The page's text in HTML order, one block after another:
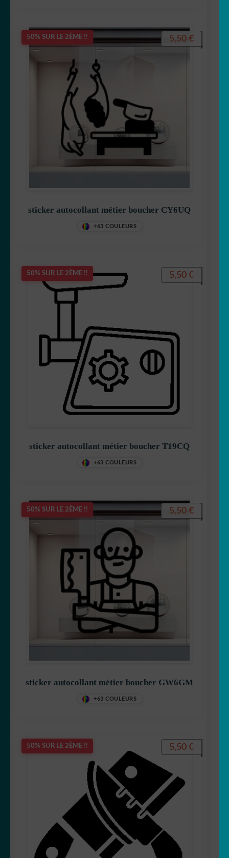
50% SUR LE 2ÈME !!
sticker autocollant métier boucher CY6UQ
+63 COULEURS
5,50 €
50% SUR LE 2ÈME !!
sticker autocollant métier boucher T19CQ
+63 COULEURS
5,50 €
50% SUR LE 2ÈME !!
sticker autocollant métier boucher GW6GM
+63 COULEURS
5,50 €
50% SUR LE 2ÈME !! 5,50 €